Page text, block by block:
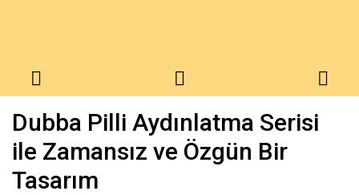
Dubba Pilli Aydınlatma Serisi
ile Zamansız ve Özgün Bir
Tasarım